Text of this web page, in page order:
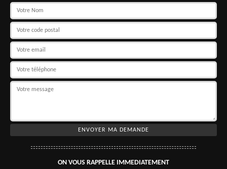
ON VOUS RAPPELLE IMMEDIATEMENT